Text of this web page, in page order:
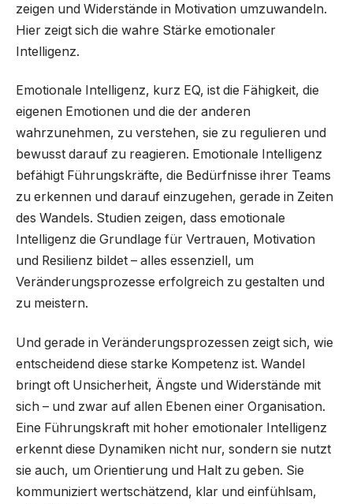
zeigen und Widerstände in Motivation umzuwandeln.
Hier zeigt sich die wahre Stärke emotionaler
Intelligenz.
Emotionale Intelligenz, kurz EQ, ist die Fähigkeit, die
eigenen Emotionen und die der anderen
wahrzunehmen, zu verstehen, sie zu regulieren und
bewusst darauf zu reagieren. Emotionale Intelligenz
befähigt Führungskräfte, die Bedürfnisse ihrer Teams
zu erkennen und darauf einzugehen, gerade in Zeiten
des Wandels. Studien zeigen, dass emotionale
Intelligenz die Grundlage für Vertrauen, Motivation
und Resilienz bildet – alles essenziell, um
Veränderungsprozesse erfolgreich zu gestalten und
zu meistern.
Und gerade in Veränderungsprozessen zeigt sich, wie
entscheidend diese starke Kompetenz ist. Wandel
bringt oft Unsicherheit, Ängste und Widerstände mit
sich – und zwar auf allen Ebenen einer Organisation.
Eine Führungskraft mit hoher emotionaler Intelligenz
erkennt diese Dynamiken nicht nur, sondern sie nutzt
sie auch, um Orientierung und Halt zu geben. Sie
kommuniziert wertschätzend, klar und einfühlsam,